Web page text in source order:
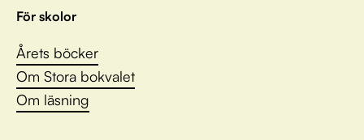
För skolor
Årets böcker
Om Stora bokvalet
Om läsning